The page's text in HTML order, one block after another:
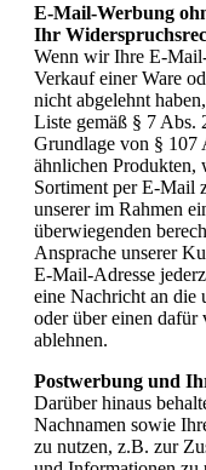
E-Mail-Werbung
Ihr
Wenn wir Ihre E-
Verkauf einer Ware
nicht abgelehnt
Liste gemäß § 7
Grundlage von § 107
ähnlichen Produkten,
Sortiment per E-Mail
unserer im Rahmen
überwiegenden
Ansprache unserer
E-Mail-Adresse
eine Nachricht an die
oder über einen dafür
ablehnen.
Postwerbung und
Darüber hinaus
Nachnamen sowie
zu nutzen, z.B. zur